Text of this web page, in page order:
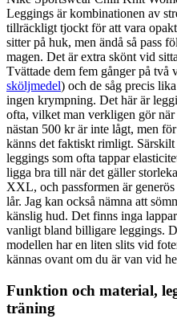
Leggings är kombinationen av
tillräckligt tjockt för att vara
sitter på huk, men ändå så pass
magen. Det är extra skönt vid
Tvättade dem fem gånger på två
sköljmedel) och de såg precis
ingen krympning. Det här är
ofta, vilket man verkligen gör
nästan 500 kr är inte lågt, men
känns det faktiskt rimligt.
leggings som ofta tappar
ligga bra till när det gäller
XXL, och passformen är
lår. Jag kan också nämna att
känslig hud. Det finns inga
vanligt bland billigare leggings.
modellen har en liten slits vid
kännas ovant om du är van vid
Funktion och material,
träning